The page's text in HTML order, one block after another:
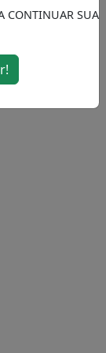
CONTINUAR SUA